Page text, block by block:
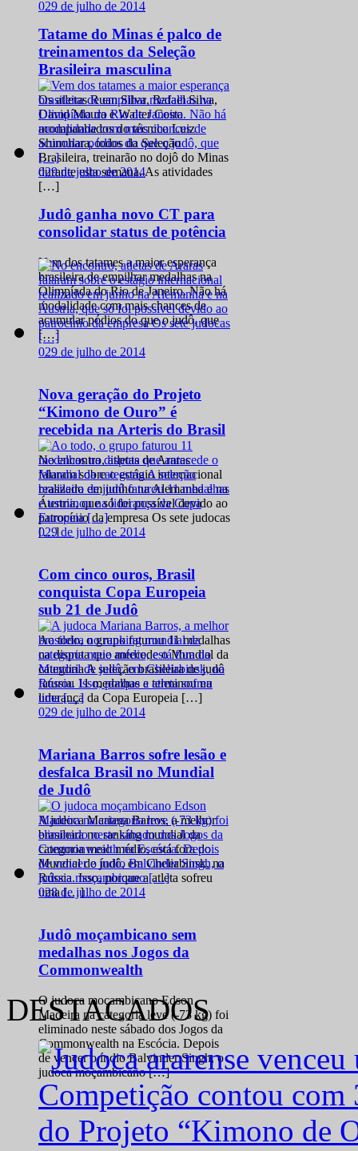
029 de julho de 2014
Tatame do Minas é palco de
treinamentos da Seleção
Brasileira masculina
Os atletas Ruan Silva, Rafael Silva,
David Moura e Walter Costa
acompanhados do técnico Luiz
Shinohara, todos da Seleção
Brasileira, treinarão no dojô do Minas
durante esta semana. As atividades
[…]
029 de julho de 2014
Judô ganha novo CT para
consolidar status de potência
Vem dos tatames a maior esperança
brasileira de empilhar medalhas na
Olimpíada do Rio de Janeiro. Não há
modalidade com mais chances de
acumular pódios do que o judô, que
[…]
029 de julho de 2014
Nova geração do Projeto
“Kimono de Ouro” é
recebida na Arteris do Brasil
No encontro, atletas de Araras
falaram sobre o estágio internacional
realizado em junho na Alemanha e na
Áustria, que só foi possível devido ao
patrocínio da empresa Os sete judocas
[…]
029 de julho de 2014
Com cinco ouros, Brasil
conquista Copa Europeia
sub 21 de Judô
Ao todo, o grupo faturou 11 medalhas
na disputa que antecede o Mundial da
categoria A seleção brasileira de judô
faturou 11 medalhas e terminou na
liderança da Copa Europeia […]
029 de julho de 2014
Mariana Barros sofre lesão e
desfalca Brasil no Mundial
de Judô
A judoca Mariana Barros, a melhor
brasileira no ranking mundial da
categoria meio médio, está fora do
Mundial de judô, em Cheliabinsk, na
Rússia. Isso, porque a atleta sofreu
uma […]
028 de julho de 2014
Judô moçambicano sem
medalhas nos Jogos da
Commonwealth
O judoca moçambicano Edson
Madeira na categoria leve (-73 kg) foi
eliminado neste sábado dos Jogos da
Commonwealth na Escócia. Depois
de vencer o índio Balvinder Singh, o
judoca moçambicano […]
DESTACADOS